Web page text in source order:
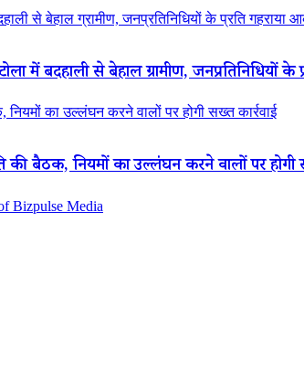
से बेहाल ग्रामीण, जनप्रतिनिधियों के प्रति गहराया
बदहाली से बेहाल ग्रामीण, जनप्रतिनिधियों के
का उल्लंघन करने वालों पर होगी सख्त कार्रवाई
बैठक, नियमों का उल्लंघन करने वालों पर होगी
Bizpulse Media